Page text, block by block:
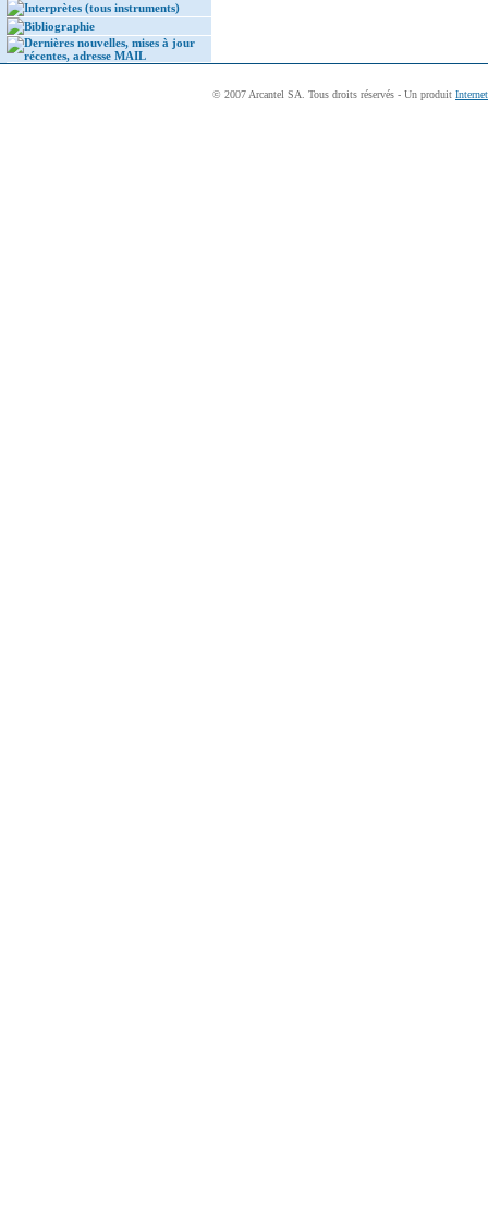
Interprètes (tous instruments)
Bibliographie
Dernières nouvelles, mises à jour
récentes, adresse MAIL
© 2007 Arcantel SA. Tous droits réservés - Un produit